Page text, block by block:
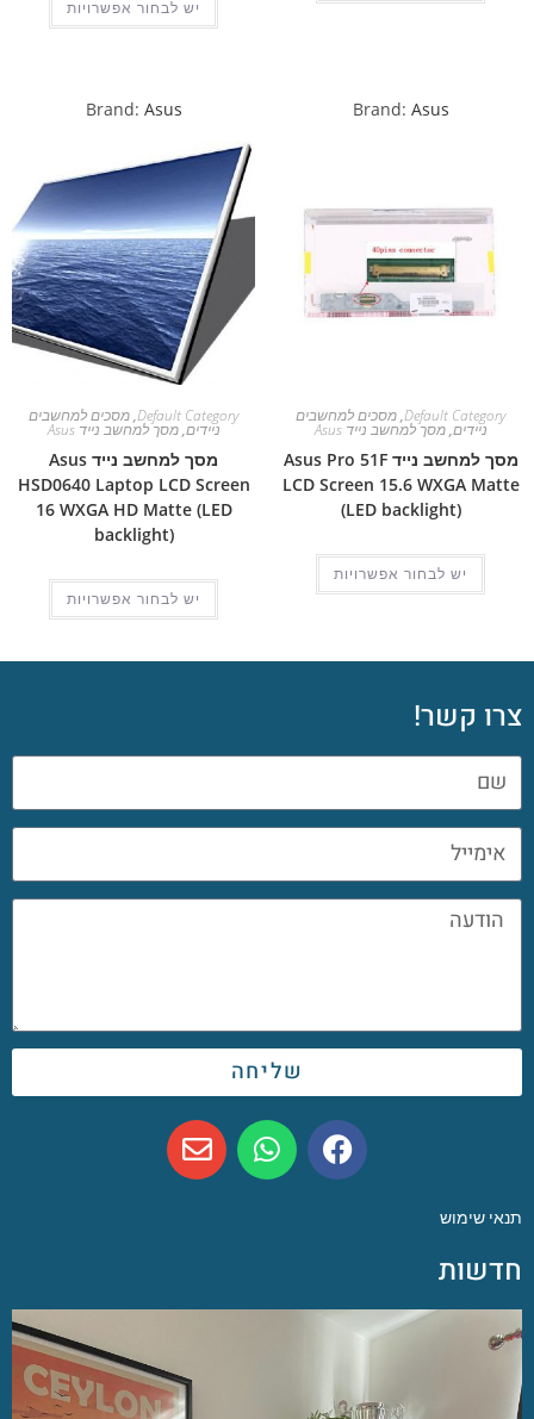
יש לבחור אפשרויות
Brand: Asus
Default Category
,מסכים למחשבים
ניידים,מסך למחשב נייד Asus
מסך למחשב נייד Asus Pro 51F
LCD Screen 15.6 WXGA Matte
(LED backlight)
יש לבחור אפשרויות
Brand: Asus
Default Category
,מסכים למחשבים
ניידים,מסך למחשב נייד Asus
מסך למחשב נייד Asus
HSD0640 Laptop LCD Screen
16 WXGA HD Matte (LED
backlight)
יש לבחור אפשרויות
צרו קשר!
שליחה
תנאי שימוש
חדשות